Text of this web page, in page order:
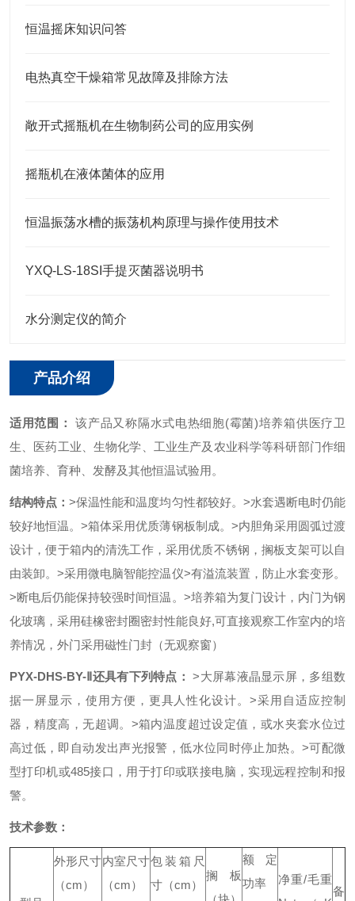
恒温摇床知识问答
电热真空干燥箱常见故障及排除方法
敞开式摇瓶机在生物制药公司的应用实例
摇瓶机在液体菌体的应用
恒温振荡水槽的振荡机构原理与操作使用技术
YXQ-LS-18SI手提灭菌器说明书
水分测定仪的简介
产品介绍
适用范围：该产品又称隔水式电热细胞(霉菌)培养箱供医疗卫
生、医药工业、生物化学、工业生产及农业科学等科研部门作细
菌培养、育种、发酵及其他恒温试验用。
结构特点：>保温性能和温度均匀性都较好。 >水套遇断电时仍能
较好地恒温。>箱体采用优质薄钢板制成。 >内胆角采用圆弧过渡
设计，便于箱内的清洗工作，采用优质不锈钢，搁板支架可以自
由装卸。>采用微电脑智能控温仪>有溢流装置，防止水套变形。
>断电后仍能保持较强时间恒温。 >培养箱为复门设计，内门为钢
化玻璃，采用硅橡密封圈密封性能良好,可直接观察工作室内的培
养情况，外门采用磁性门封（无观察窗）
PYX-DHS-BY-Ⅱ还具有下列特点：>大屏幕液晶显示屏，多组数
据一屏显示，使用方便，更具人性化设计。>采用自适应控制
器，精度高，无超调。 >箱内温度超过设定值，或水夹套水位过
高过低，即自动发出声光报警，低水位同时停止加热。 >可配微
型打印机或485接口，用于打印或联接电脑，实现远程控制和报
警。
技术参数：
外形尺寸
（cm）
内室尺寸
（cm）
包装箱尺
寸（cm）
搁板
额定
功率
净重/毛重
备